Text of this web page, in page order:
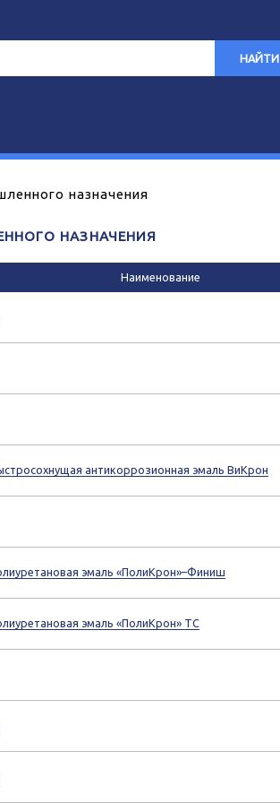
НАЙТИ
назначения
НАЗНАЧЕНИЯ
Наименование
антикоррозионная эмаль ВиКрон
эмаль «ПолиКрон»–Финиш
эмаль «ПолиКрон» ТС